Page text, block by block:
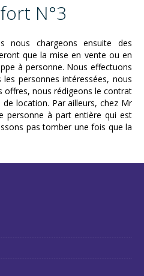
N°3
nous chargeons ensuite des
que la mise en vente ou en
à personne. Nous effectuons
personnes intéressées, nous
offres, nous rédigeons le contrat
location. Par ailleurs, chez Mr
personne à part entière qui est
pas tomber une fois que la